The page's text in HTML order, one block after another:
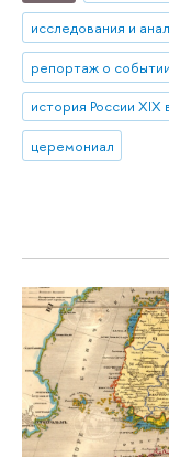
исследования и
репортаж о событии
история России XIX
церемониал